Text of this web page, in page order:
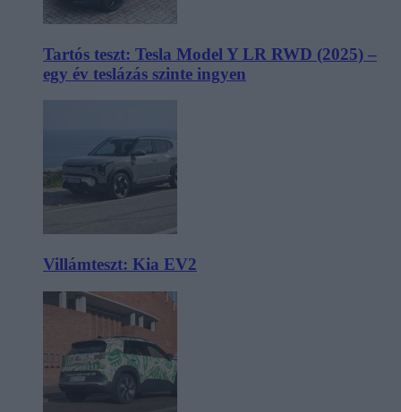
Tartós teszt: Tesla Model Y LR RWD (2025) –
egy év teslázás szinte ingyen
Villámteszt: Kia EV2